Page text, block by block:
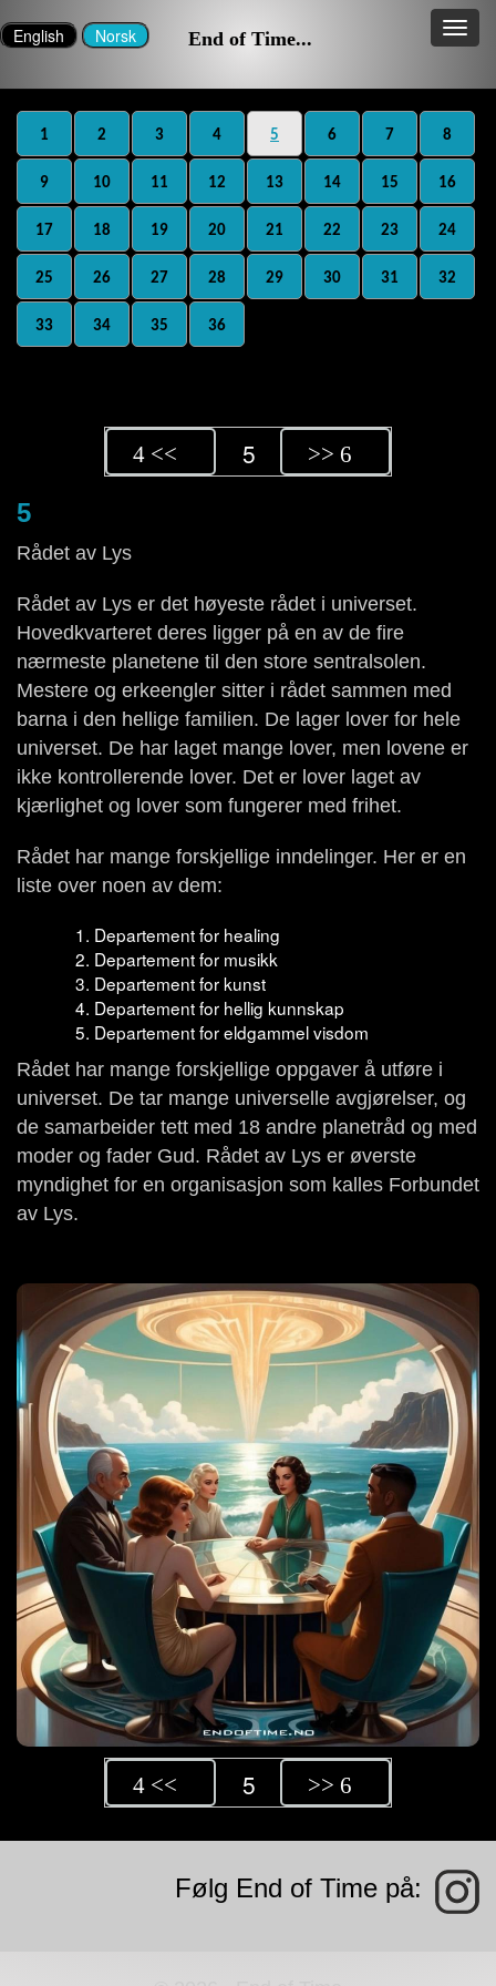
End of Time...
1 2 3 4 5 6 7 8
9 10 11 12 13 14 15 16
17 18 19 20 21 22 23 24
25 26 27 28 29 30 31 32
33 34 35 36
4 << 5 >> 6
5
Rådet av Lys
Rådet av Lys er det høyeste rådet i universet.
Hovedkvarteret deres ligger på en av de fire
nærmeste planetene til den store sentralsolen.
Mestere og erkeengler sitter i rådet sammen med
barna i den hellige familien. De lager lover for hele
universet. De har laget mange lover, men lovene er
ikke kontrollerende lover. Det er lover laget av
kjærlighet og lover som fungerer med frihet.
Rådet har mange forskjellige inndelinger. Her er en
liste over noen av dem:
Departement for healing
Departement for musikk
Departement for kunst
Departement for hellig kunnskap
Departement for eldgammel visdom
Rådet har mange forskjellige oppgaver å utføre i
universet. De tar mange universelle avgjørelser, og
de samarbeider tett med 18 andre planetråd og med
moder og fader Gud. Rådet av Lys er øverste
myndighet for en organisasjon som kalles Forbundet
av Lys.
4 << 5 >> 6
Følg End of Time på: